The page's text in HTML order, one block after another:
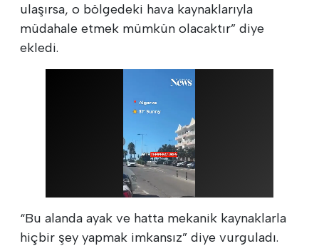
ulaşırsa, o bölgedeki hava kaynaklarıyla
müdahale etmek mümkün olacaktır” diye
ekledi.
“Bu alanda ayak ve hatta mekanik kaynaklarla
hiçbir şey yapmak imkansız” diye vurguladı.